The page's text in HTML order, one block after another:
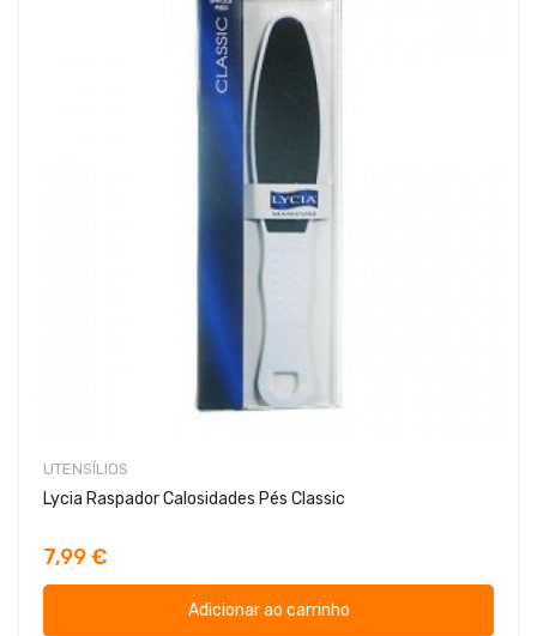
UTENSÍLIOS
Lycia Raspador Calosidades Pés Classic
7,99 €
Adicionar ao carrinho